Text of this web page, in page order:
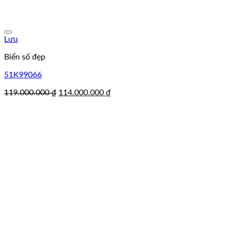
Lưu
Biển số đẹp
51K99066
119.000.000₫ Giá
114.000.000 ₫